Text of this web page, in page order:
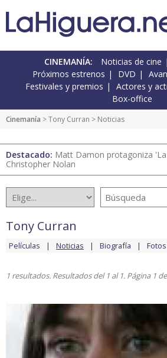
CINEMANÍA: Noticias de cine
Próximos estrenos
DVD
Festivales y premios
Actores y
Box-office
Cinemanía >Tony Curran > Noticias
Destacado: Matt Damon protagoniza
Christopher Nolan
Tony Curran
Películas Noticias Biografía Fotos
1 resultados. Resultados del 1 al 1. Página 1